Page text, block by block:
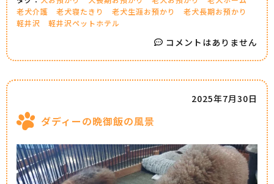
老犬介護
老犬寝たきり 老犬生涯お預かり
老犬長期お預かり
軽井沢
軽井沢ペットホテル
コメントはありません
ダディーの晩御飯の風景
2025年7月30日